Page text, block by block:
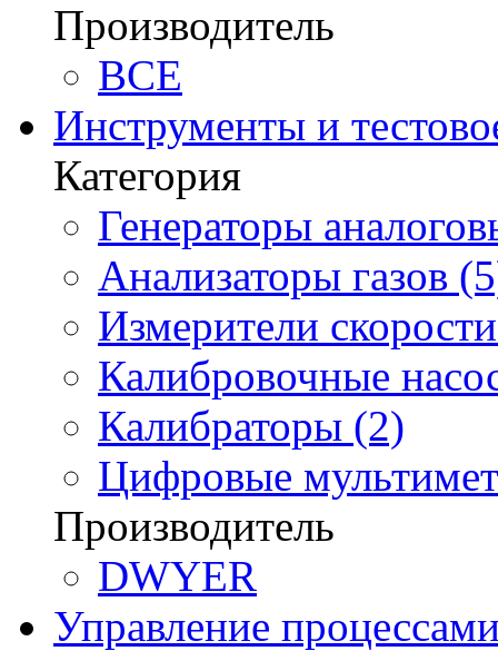
Производитель
BCE
Инструменты и
Категория
Генераторы
Анализаторы газов
Измерители
Калибровочные
Калибраторы (2)
Цифровые
Производитель
DWYER
Управление